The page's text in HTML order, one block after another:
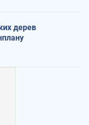
дерев